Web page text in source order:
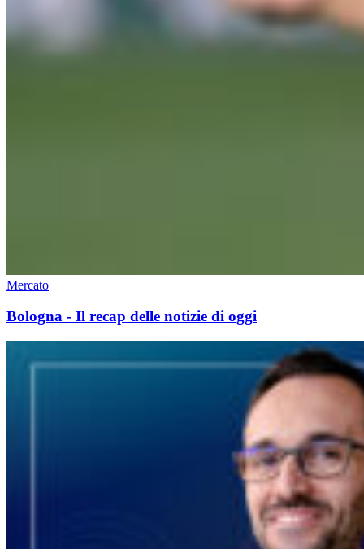
Mercato
Bologna - Il recap delle notizie di oggi